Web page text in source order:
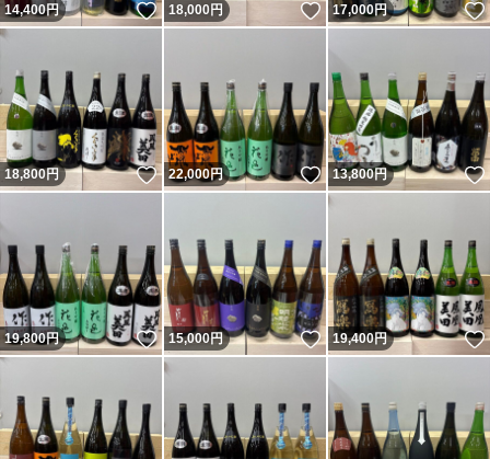
14,400円 いいね！
18,000円 いいね！
17,000円
18,800円 いいね！
22,000円 いいね！
13,800円
19,800円 いいね！
15,000円 いいね！
19,400円